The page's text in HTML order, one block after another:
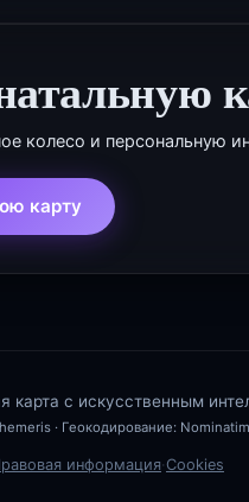
колесо и персональную
карту
карта с искусственным
· Геокодирование:
информация·Cookies